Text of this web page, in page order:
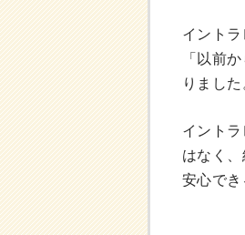
イント
「以前
りました
イント
はなく
安心でき